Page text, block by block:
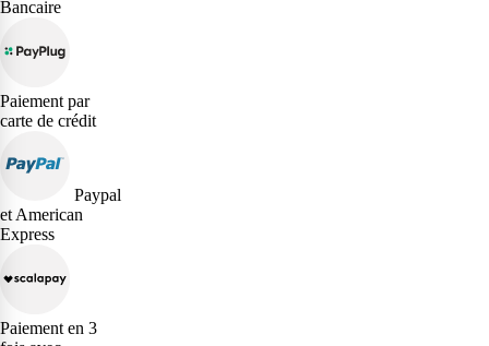
Bancaire
Paiement par
carte de crédit
Paypal
et American
Express
Paiement en 3